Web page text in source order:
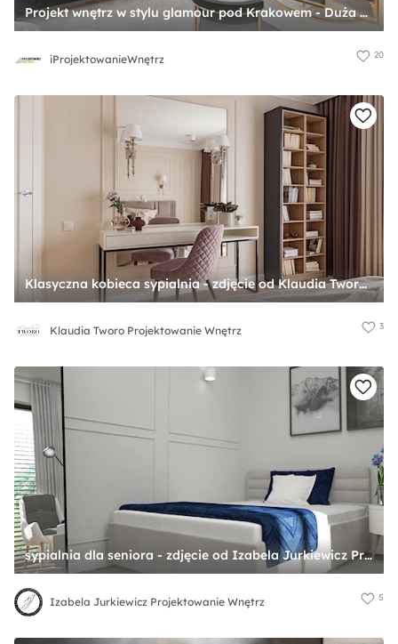
Projekt wnętrz w stylu glamour pod Krakowem - Duża beżowa biała z panelami tapicerowanymi sypialnia, styl glamour - zdjęcie od iProjektowanieWnętrz
iProjektowanieWnętrz 20
Klasyczna kobieca sypialnia - zdjęcie od Klaudia Tworo Projektowanie Wnętrz
Klaudia Tworo Projektowanie Wnętrz 3
sypialnia dla seniora - zdjęcie od Izabela Jurkiewicz Projektowanie Wnętrz
Izabela Jurkiewicz Projektowanie Wnętrz 5